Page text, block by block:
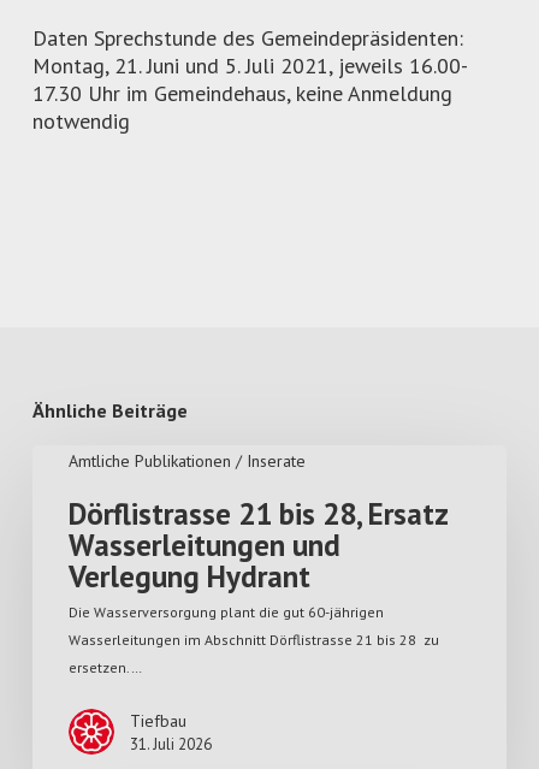
Daten Sprechstunde des Gemeindepräsidenten:
Montag, 21. Juni und 5. Juli 2021, jeweils 16.00-
17.30 Uhr im Gemeindehaus, keine Anmeldung
notwendig
Ähnliche Beiträge
Amtliche Publikationen / Inserate
Dörflistrasse 21 bis 28, Ersatz
Wasserleitungen und
Verlegung Hydrant
Die Wasserversorgung plant die gut 60-jährigen
Wasserleitungen im Abschnitt Dörflistrasse 21 bis 28 zu
ersetzen.…
Tiefbau
31. Juli 2026